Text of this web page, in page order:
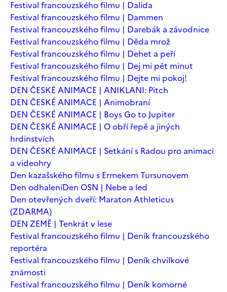
Festival francouzského filmu | Dalida
Festival francouzského filmu | Dammen
Festival francouzského filmu | Darebák a závodnice
Festival francouzského filmu | Děda mrož
Festival francouzského filmu | Dehet a peří
Festival francouzského filmu | Dej mi pět minut
Festival francouzského filmu | Dejte mi pokoj!
DEN ČESKÉ ANIMACE | ANIKLANI: Pitch
DEN ČESKÉ ANIMACE | Animobraní
DEN ČESKÉ ANIMACE | Boys Go to Jupiter
DEN ČESKÉ ANIMACE | O obří řepě a jiných
hrdinstvích
DEN ČESKÉ ANIMACE | Setkání s Radou pro animaci
a videohry
Den kazašského filmu s Ermekem Tursunovem
Den odhaleníDen OSN | Nebe a led
Den otevřených dveří: Maraton Athleticus
(ZDARMA)
DEN ZEMĚ | Tenkrát v lese
Festival francouzského filmu | Deník francouzského
reportéra
Festival francouzského filmu | Deník chvilkové
známosti
Festival francouzského filmu | Deník komorné